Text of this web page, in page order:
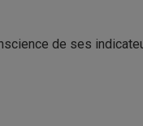
de ses